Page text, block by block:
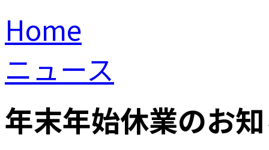
Home
ニュース
年末年始休業のお